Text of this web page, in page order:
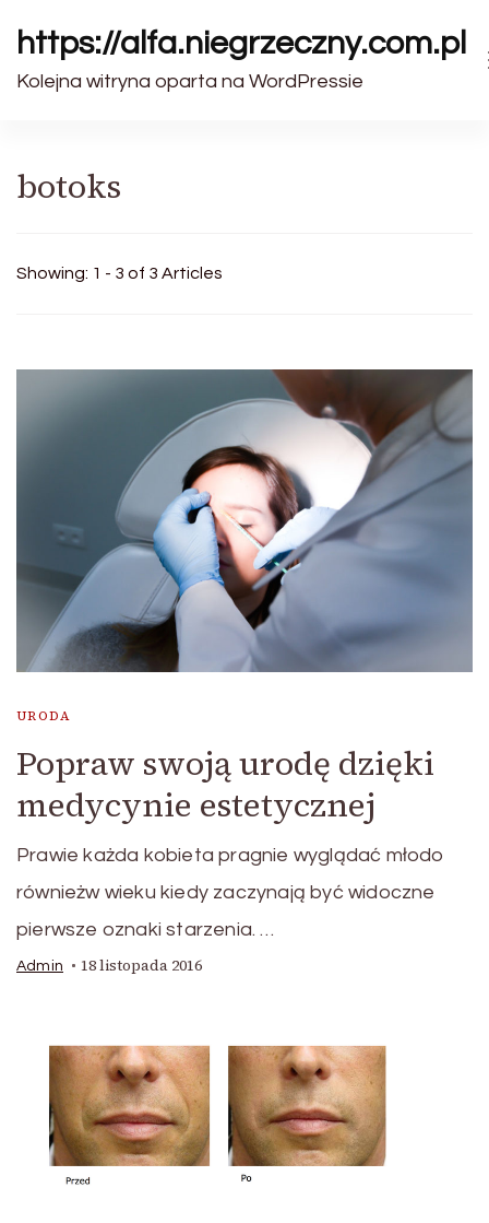
https://alfa.niegrzeczny.com.pl
Kolejna witryna oparta na WordPressie
botoks
Showing: 1 - 3 of 3 Articles
URODA
Popraw swoją urodę dzięki
medycynie estetycznej
Prawie każda kobieta pragnie wyglądać młodo
równieżw wieku kiedy zaczynają być widoczne
pierwsze oznaki starzenia. …
Admin 18 listopada 2016